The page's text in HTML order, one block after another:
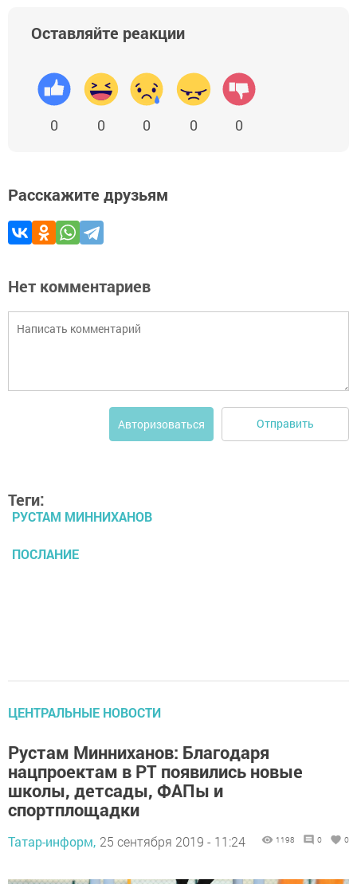
Оставляйте реакции
0 0 0 0 0
Расскажите друзьям
Нет комментариев
Авторизоваться Отправить
Теги:
РУСТАМ МИННИХАНОВ
ПОСЛАНИЕ
ЦЕНТРАЛЬНЫЕ НОВОСТИ
Рустам Минниханов: Благодаря
нацпроектам в РТ появились новые
школы, детсады, ФАПы и
спортплощадки
Татар-информ, 25 сентября 2019 - 11:24 1198 0 0